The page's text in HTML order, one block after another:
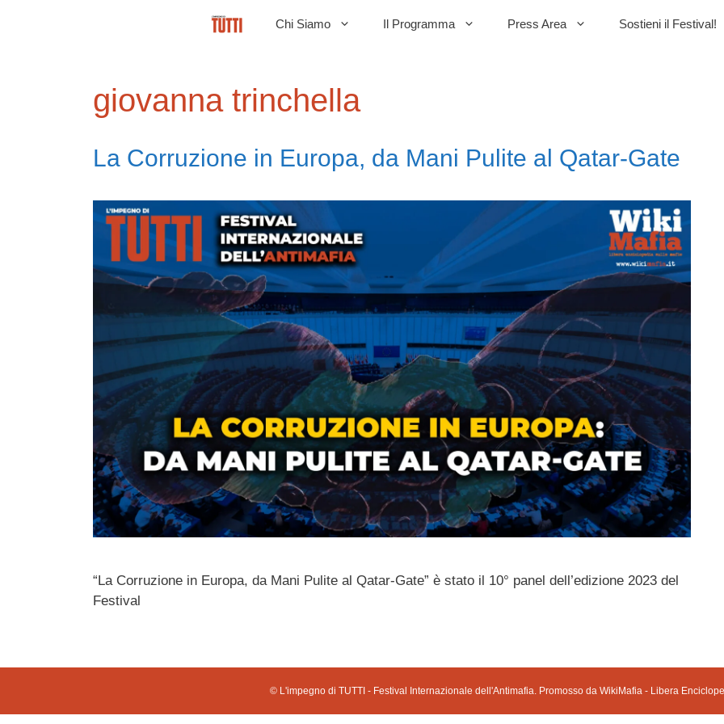
Chi Siamo Il Programma Press Area Sostieni il Festival!
giovanna trinchella
La Corruzione in Europa, da Mani Pulite al Qatar-Gate
“La Corruzione in Europa, da Mani Pulite al Qatar-Gate” è stato il 10° panel dell’edizione 2023 del
Festival
© L'impegno di TUTTI - Festival Internazionale dell'Antimafia. Promosso da WikiMafia - Libera